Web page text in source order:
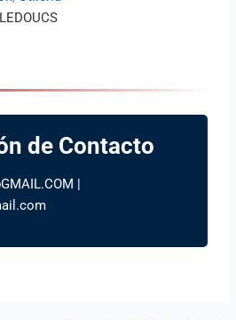
de Contacto
|